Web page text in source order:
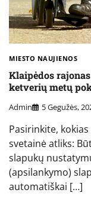
MIESTO NAUJIENOS
Klaipėdos
ketverių metų
Admin 5 Gegužės,
Pasirinkite,
svetainė atliks:
slapukų
(apsilankymo)
automatiškai […]